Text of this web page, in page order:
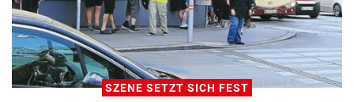
SZENE SETZT SICH FEST